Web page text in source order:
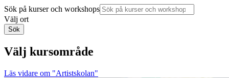
Sök på kurser och workshops
Välj ort
Sök
Välj kursområde
Läs vidare om "Artistskolan"